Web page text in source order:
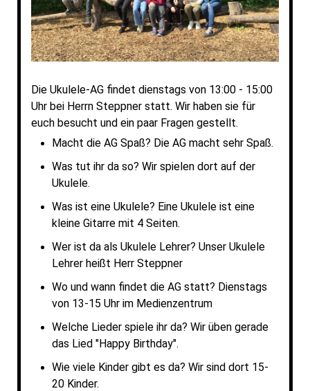
Die Ukulele-AG findet dienstags von 13:00 - 15:00
Uhr bei Herrn Steppner statt. Wir haben sie für
euch besucht und ein paar Fragen gestellt.
Macht die AG Spaß? Die AG macht sehr Spaß.
Was tut ihr da so? Wir spielen dort auf der
Ukulele.
Was ist eine Ukulele? Eine Ukulele ist eine
kleine Gitarre mit 4 Seiten.
Wer ist da als Ukulele Lehrer? Unser Ukulele
Lehrer heißt Herr Steppner
Wo und wann findet die AG statt? Dienstags
von 13-15 Uhr im Medienzentrum
Welche Lieder spiele ihr da? Wir üben gerade
das Lied "Happy Birthday".
Wie viele Kinder gibt es da? Wir sind dort 15-
20 Kinder.